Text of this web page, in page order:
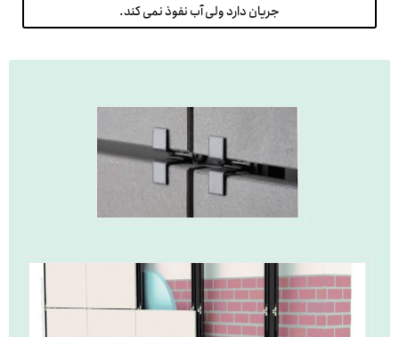
جریان دارد ولی آب نفوذ نمی کند.